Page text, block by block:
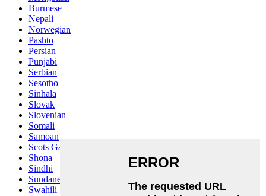
Burmese
Nepali
Norwegian
Pashto
Persian
Punjabi
Serbian
Sesotho
Sinhala
Slovak
Slovenian
Somali
Samoan
Scots Gaelic
Shona
Sindhi
Sundanese
Swahili